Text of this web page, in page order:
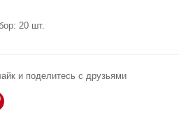
20 шт.
нет.
5
и поделитесь с друзьями